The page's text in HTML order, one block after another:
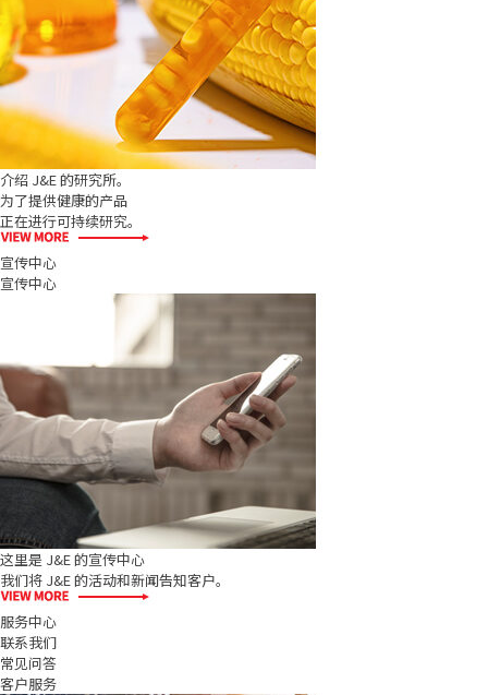
介绍 J&E 的研究所。
为了提供健康的产品
正在进行可持续研究。
宣传中心
宣传中心
这里是 J&E 的宣传中心
我们将 J&E 的活动和新闻告知客户。
服务中心
联系我们
常见问答
客户服务